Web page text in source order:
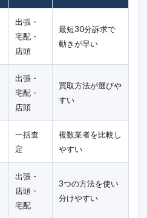
出張・
宅配・
店頭
最短30分訴求で
動きが早い
出張・
宅配・
店頭
買取方法が選びや
すい
一括査
定
複数業者を比較し
やすい
出張・
店頭・
宅配
3つの方法を使い
分けやすい